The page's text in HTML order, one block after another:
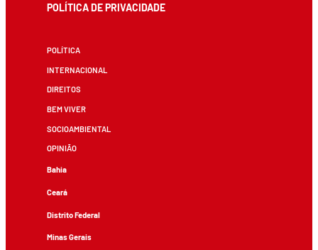
POLÍTICA DE PRIVACIDADE
POLÍTICA
INTERNACIONAL
DIREITOS
BEM VIVER
SOCIOAMBIENTAL
OPINIÃO
Bahia
Ceará
Distrito Federal
Minas Gerais